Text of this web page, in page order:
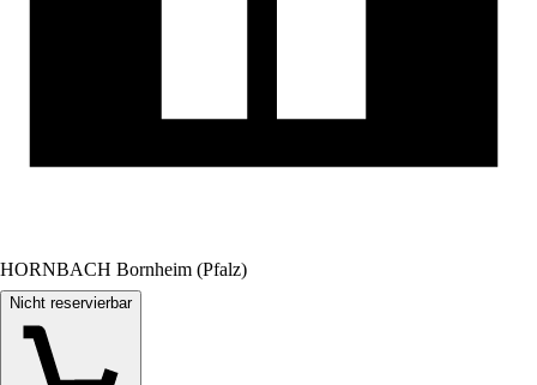
HORNBACH Bornheim (Pfalz)
Nicht reservierbar